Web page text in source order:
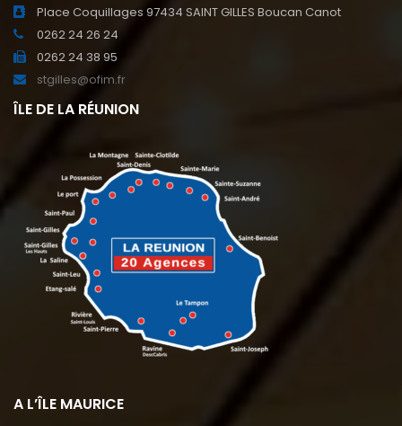
Place Coquillages 97434 SAINT GILLES Boucan Canot
0262 24 26 24
0262 24 38 95
stgilles@ofim.fr
ÎLE DE LA RÉUNION
A L’ÎLE MAURICE